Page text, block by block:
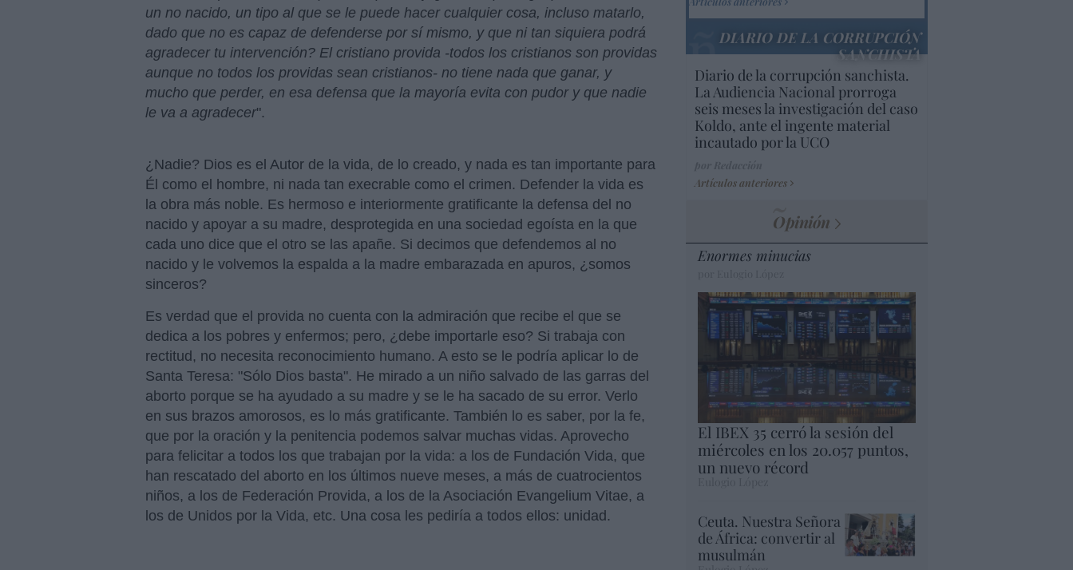
un no nacido, un tipo al que se le puede hacer cualquier cosa, incluso matarlo,
dado que no es capaz de defenderse por sí mismo, y que ni tan siquiera podrá
agradecer tu intervención? El cristiano provida -todos los cristianos son providas
aunque no todos los providas sean cristianos- no tiene nada que ganar, y
mucho que perder, en esa defensa que la mayoría evita con pudor y que nadie
le va a agradecer".
¿Nadie? Dios es el Autor de la vida, de lo creado, y nada es tan importante para
Él como el hombre, ni nada tan execrable como el crimen. Defender la vida es
la obra más noble. Es hermoso e interiormente gratificante la defensa del no
nacido y apoyar a su madre, desprotegida en una sociedad egoísta en la que
cada uno dice que el otro se las apañe. Si decimos que defendemos al no
nacido y le volvemos la espalda a la madre embarazada en apuros, ¿somos
sinceros?
Es verdad que el provida no cuenta con la admiración que recibe el que se
dedica a los pobres y enfermos; pero, ¿debe importarle eso? Si trabaja con
rectitud, no necesita reconocimiento humano. A esto se le podría aplicar lo de
Santa Teresa: "Sólo Dios basta". He mirado a un niño salvado de las garras del
aborto porque se ha ayudado a su madre y se le ha sacado de su error. Verlo
en sus brazos amorosos, es lo más gratificante. También lo es saber, por la fe,
que por la oración y la penitencia podemos salvar muchas vidas. Aprovecho
para felicitar a todos los que trabajan por la vida: a los de Fundación Vida, que
han rescatado del aborto en los últimos nueve meses, a más de cuatrocientos
niños, a los de Federación Provida, a los de la Asociación Evangelium Vitae, a
los de Unidos por la Vida, etc. Una cosa les pediría a todos ellos: unidad.
DIARIO DE LA CORRUPCIÓN
SANCHISTA
Diario de la corrupción sanchista.
La Audiencia Nacional prorroga
seis meses la investigación del caso
Koldo, ante el ingente material
incautado por la UCO
Artículos anteriores
Opinión
Enormes minucias
El IBEX 35 cerró la sesión del
miércoles en los 20.057 puntos,
un nuevo récord
Ceuta. Nuestra Señora
de África: convertir al
musulmán